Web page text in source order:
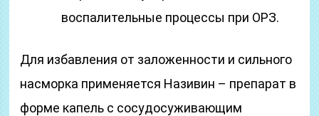
воспалительные процессы при ОРЗ.
Для избавления от заложенности и сильного
насморка применяется Називин – препарат в
форме капель с сосудосуживающим